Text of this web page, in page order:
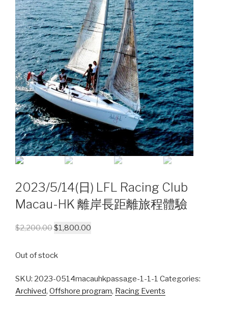
2023/5/14(日) LFL Racing Club
Macau-HK 離岸長距離旅程體驗
$2,200.00$1,800.00
Out of stock
SKU: 2023-0514macauhkpassage-1-1-1 Categories:
Archived, Offshore program, Racing Events